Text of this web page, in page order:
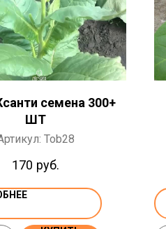
семена 300+
ШТ
Tob28
170 руб.